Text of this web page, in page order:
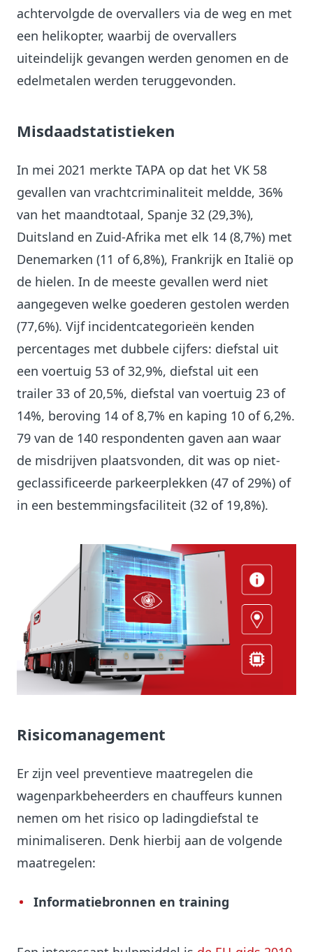
achtervolgde de overvallers via de weg en met
een helikopter, waarbij de overvallers
uiteindelijk gevangen werden genomen en de
edelmetalen werden teruggevonden.
Misdaadstatistieken
In mei 2021 merkte TAPA op dat het VK 58
gevallen van vrachtcriminaliteit meldde, 36%
van het maandtotaal, Spanje 32 (29,3%),
Duitsland en Zuid-Afrika met elk 14 (8,7%) met
Denemarken (11 of 6,8%), Frankrijk en Italië op
de hielen. In de meeste gevallen werd niet
aangegeven welke goederen gestolen werden
(77,6%). Vijf incidentcategorieën kenden
percentages met dubbele cijfers: diefstal uit
een voertuig 53 of 32,9%, diefstal uit een
trailer 33 of 20,5%, diefstal van voertuig 23 of
14%, beroving 14 of 8,7% en kaping 10 of 6,2%.
79 van de 140 respondenten gaven aan waar
de misdrijven plaatsvonden, dit was op niet-
geclassificeerde parkeerplekken (47 of 29%) of
in een bestemmingsfaciliteit (32 of 19,8%).
Risicomanagement
Er zijn veel preventieve maatregelen die
wagenparkbeheerders en chauffeurs kunnen
nemen om het risico op ladingdiefstal te
minimaliseren. Denk hierbij aan de volgende
maatregelen:
Informatiebronnen en training